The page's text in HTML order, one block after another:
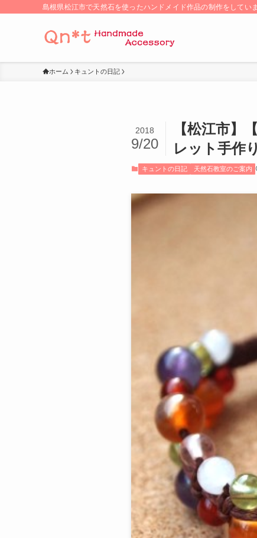
島根県松江市で天然石を使ったハンドメイド作品の制作をしていま
ホーム キュントの日記
【松江市】
レット手作
2018
9/20
キュントの日記 天然石教室のご案内